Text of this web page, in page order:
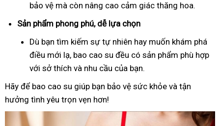
bảo vệ mà còn nâng cao cảm giác thăng hoa.
Sản phẩm phong phú, dễ lựa chọn
Dù bạn tìm kiếm sự tự nhiên hay muốn khám phá
điều mới lạ, bao cao su đều có sản phẩm phù hợp
với sở thích và nhu cầu của bạn.
Hãy để bao cao su giúp bạn bảo vệ sức khỏe và tận
hưởng tình yêu trọn vẹn hơn!